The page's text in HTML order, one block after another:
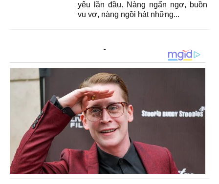
yêu lần đầu. Nàng ngẩn ngơ, buồn
vu vơ, nàng ngồi hát những...